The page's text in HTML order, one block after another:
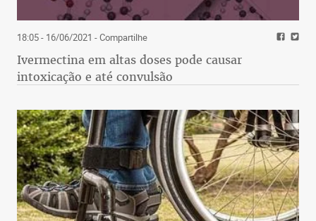
18:05 - 16/06/2021 - Compartilhe
Ivermectina em altas doses pode causar
intoxicação e até convulsão